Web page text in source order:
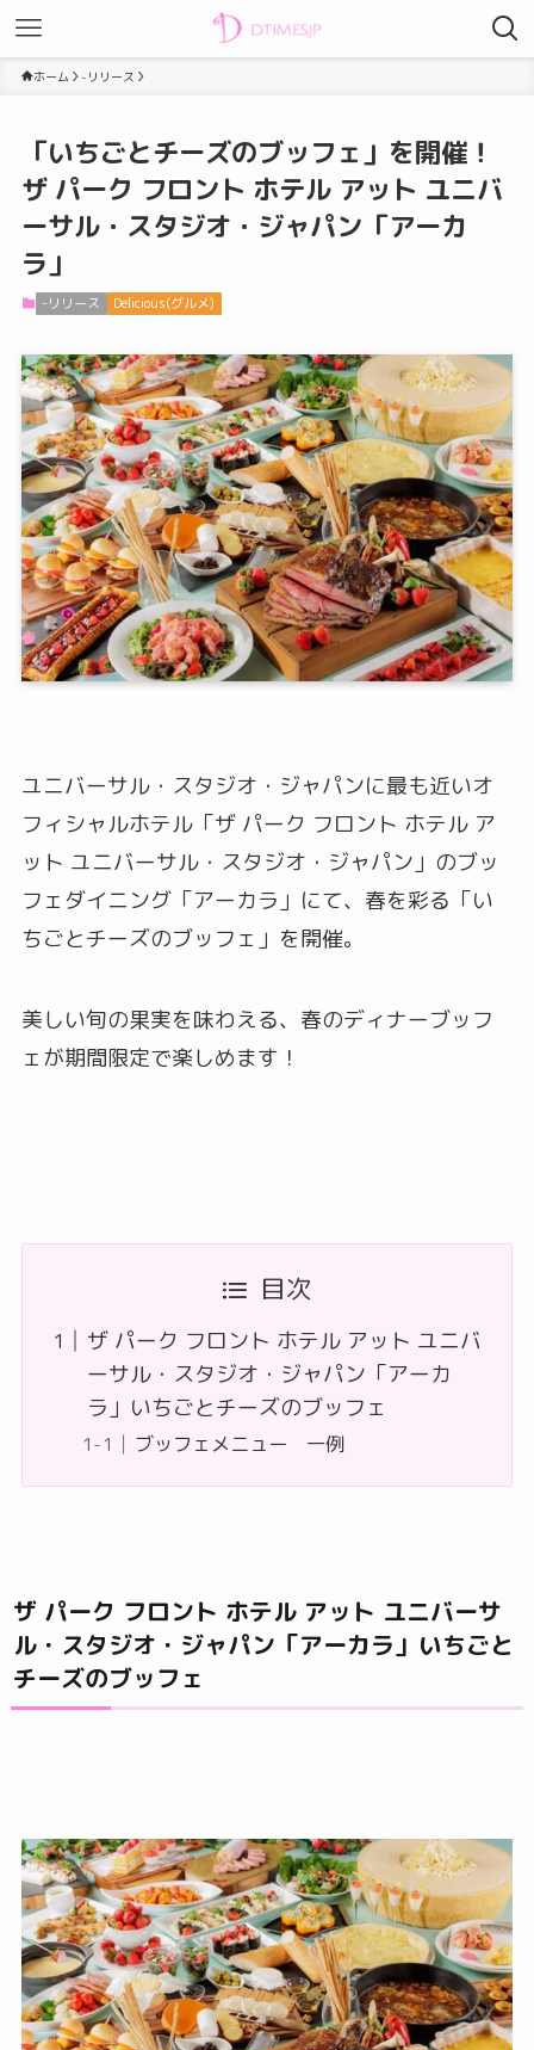
ホーム -リリース
「いちごとチーズのブッフェ」を開催！
ザ パーク フロント ホテル アット ユニバ
ーサル・スタジオ・ジャパン「アーカ
ラ」
-リリース Delicious(グルメ)
ユニバーサル・スタジオ・ジャパンに最も近いオ
フィシャルホテル「ザ パーク フロント ホテル ア
ット ユニバーサル・スタジオ・ジャパン」のブッ
フェダイニング「アーカラ」にて、春を彩る「い
ちごとチーズのブッフェ」を開催。
美しい旬の果実を味わえる、春のディナーブッフ
ェが期間限定で楽しめます！
目次
ザ パーク フロント ホテル アット ユニバ
ーサル・スタジオ・ジャパン「アーカ
ラ」いちごとチーズのブッフェ
ブッフェメニュー 一例
ザ パーク フロント ホテル アット ユニバーサ
ル・スタジオ・ジャパン「アーカラ」いちごと
チーズのブッフェ